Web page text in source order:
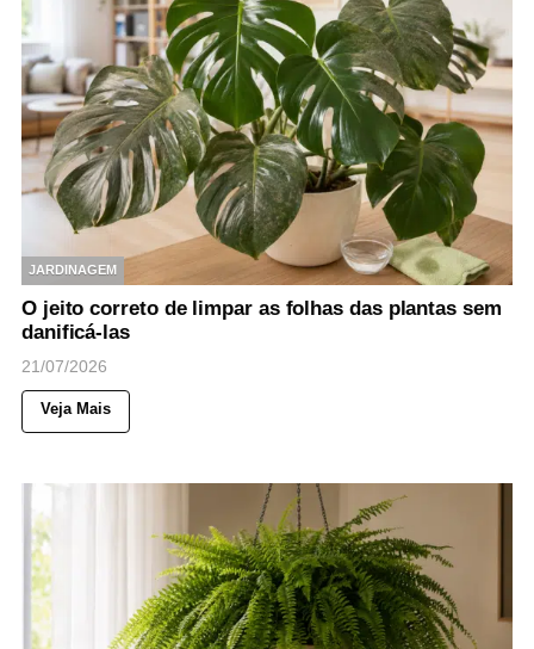
JARDINAGEM
O jeito correto de limpar as folhas das plantas sem
danificá-las
21/07/2026
Veja Mais